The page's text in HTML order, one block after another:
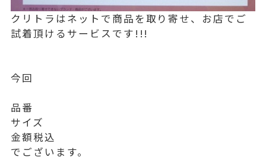
クリトラはネットで商品を取り寄せ、お店でご
試着頂けるサービスです!!!
今回
品番
サイズ
金額税込
でございます。